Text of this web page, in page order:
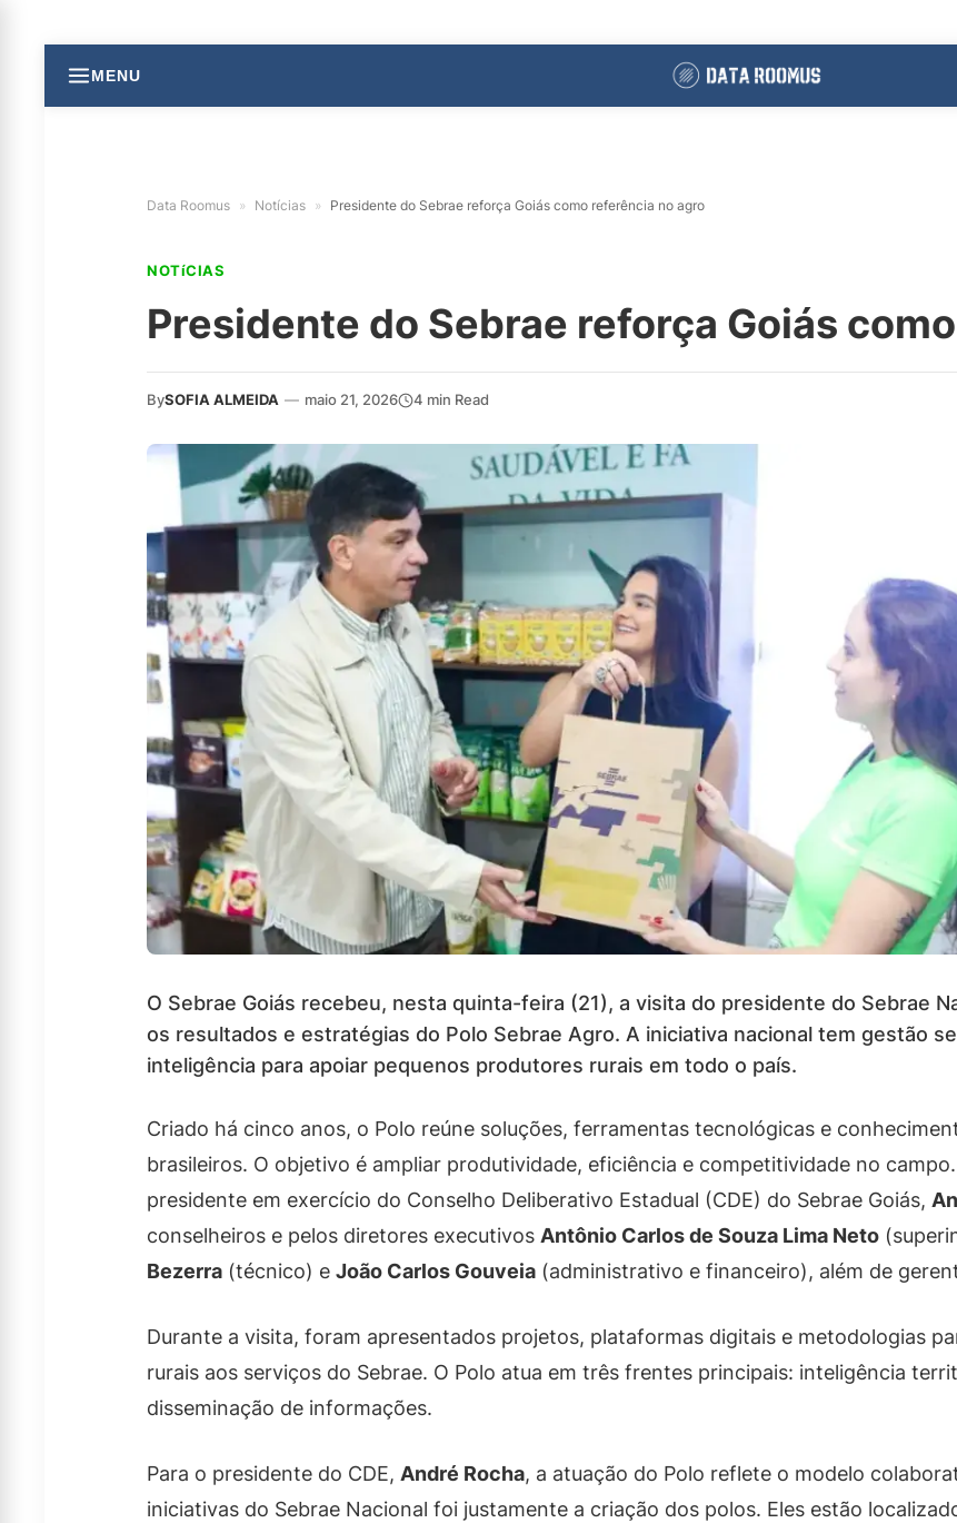
MENU
Data Roomus » Notícias » Presidente do Sebrae reforça Goiás como referência no agro
NOTíCIAS
Presidente do Sebrae reforça Goiás
BySOFIA ALMEIDA — maio 21, 2026 4 min Read
O Sebrae Goiás recebeu, nesta quinta-feira (21), a visita do presidente do Sebrae
os resultados e estratégias do Polo Sebrae Agro. A iniciativa nacional tem gestão
inteligência para apoiar pequenos produtores rurais em todo o país.
Criado há cinco anos, o Polo reúne soluções, ferramentas tecnológicas e
brasileiros. O objetivo é ampliar produtividade, eficiência e competitividade no
presidente em exercício do Conselho Deliberativo Estadual (CDE) do Sebrae Goiás,
conselheiros e pelos diretores executivos Antônio Carlos de Souza Lima Neto
Bezerra (técnico) e João Carlos Gouveia (administrativo e financeiro), além de
Durante a visita, foram apresentados projetos, plataformas digitais e metodologias
rurais aos serviços do Sebrae. O Polo atua em três frentes principais: inteligência
disseminação de informações.
Para o presidente do CDE, André Rocha, a atuação do Polo reflete o modelo
iniciativas do Sebrae Nacional foi justamente a criação dos polos. Eles estão